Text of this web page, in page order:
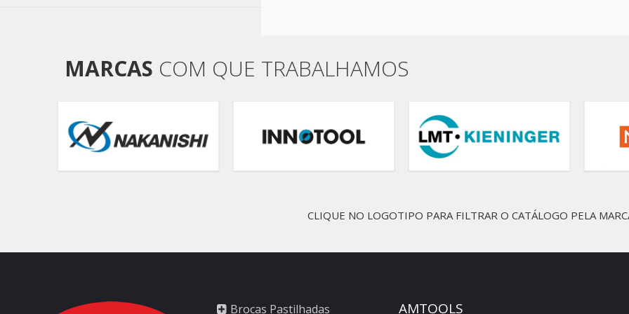
MARCAS COM QUE TRABALHAMOS
CLIQUE NO LOGOTIPO PARA FILTRAR O CATÁLOGO PELA
Brocas Pastilhadas AMTOOLS